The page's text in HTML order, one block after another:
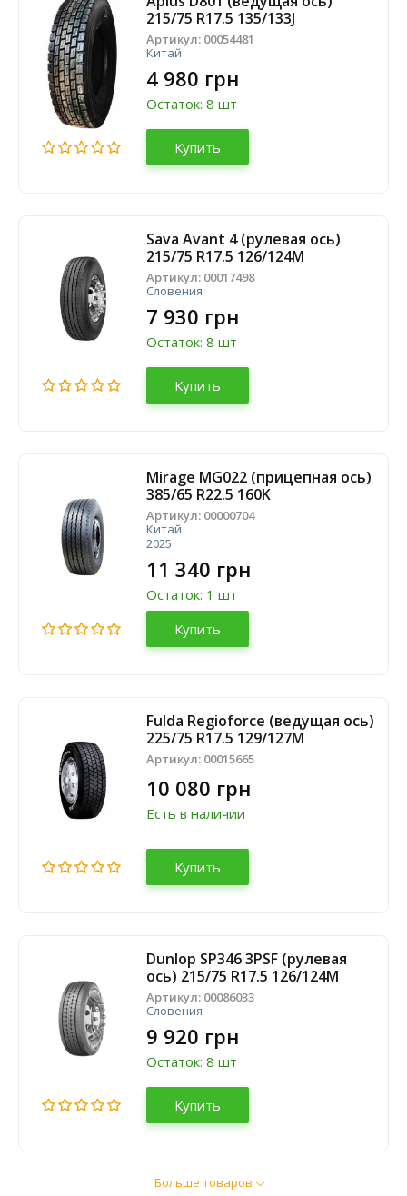
215/75 R17.5 135/133J
Артикул: 00054481
Китай
4 980 грн
Остаток: 8 шт
Купить
Sava Avant 4 (рулевая ось)
215/75 R17.5 126/124M
Артикул: 00017498
Словения
7 930 грн
Остаток: 8 шт
Купить
Mirage MG022 (прицепная ось)
385/65 R22.5 160K
Артикул: 00000704
Китай
2025
11 340 грн
Остаток: 1 шт
Купить
Fulda Regioforce (ведущая ось)
225/75 R17.5 129/127M
Артикул: 00015665
10 080 грн
Есть в наличии
Купить
Dunlop SP346 3PSF (рулевая
ось) 215/75 R17.5 126/124M
Артикул: 00086033
Словения
9 920 грн
Остаток: 8 шт
Купить
Больше товаров